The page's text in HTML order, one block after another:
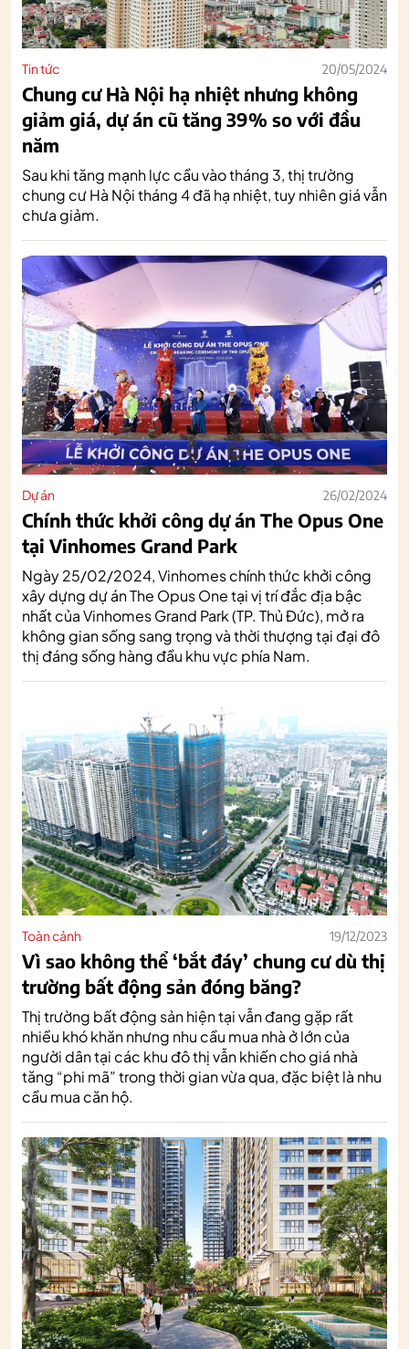
Tin tức 20/05/2024
Chung cư Hà Nội hạ nhiệt nhưng không
giảm giá, dự án cũ tăng 39% so với đầu
năm
Sau khi tăng mạnh lực cầu vào tháng 3, thị trường
chung cư Hà Nội tháng 4 đã hạ nhiệt, tuy nhiên giá vẫn
chưa giảm.
Dự án 26/02/2024
Chính thức khởi công dự án The Opus One
tại Vinhomes Grand Park
Ngày 25/02/2024, Vinhomes chính thức khởi công
xây dựng dự án The Opus One tại vị trí đắc địa bậc
nhất của Vinhomes Grand Park (TP. Thủ Đức), mở ra
không gian sống sang trọng và thời thượng tại đại đô
thị đáng sống hàng đầu khu vực phía Nam.
Toàn cảnh 19/12/2023
Vì sao không thể ‘bắt đáy’ chung cư dù thị
trường bất động sản đóng băng?
Thị trường bất động sản hiện tại vẫn đang gặp rất
nhiều khó khăn nhưng nhu cầu mua nhà ở lớn của
người dân tại các khu đô thị vẫn khiến cho giá nhà
tăng “phi mã” trong thời gian vừa qua, đặc biệt là nhu
cầu mua căn hộ.